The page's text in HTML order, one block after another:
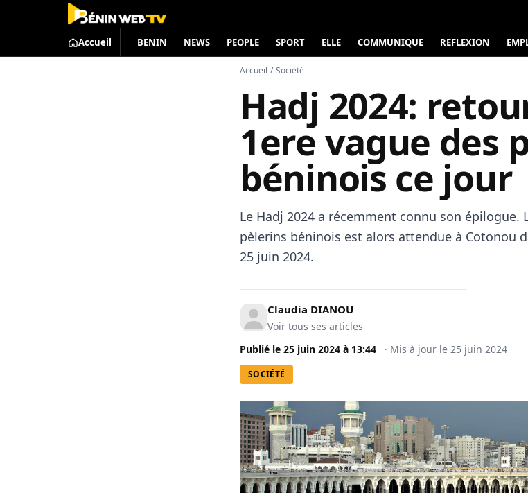
Accueil BENIN NEWS PEOPLE SPORT ELLE COMMUNIQUE REFLEXION
Accueil / Société
Hadj 2024:
1ere vague des
béninois ce jour
Le Hadj 2024 a récemment connu son épilogue.
pèlerins béninois est alors attendue à Cotonou
25 juin 2024.
Claudia DIANOU
Voir tous ses articles
Publié le 25 juin 2024 à 13:44 · Mis à jour le 25 juin 2024
SOCIÉTÉ